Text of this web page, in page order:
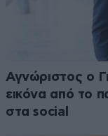
Αγνώριστος ο
εικόνα από το
στα social